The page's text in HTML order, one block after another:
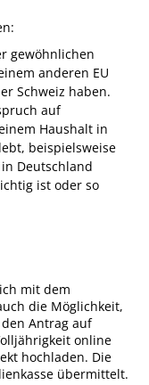
Senioren
Trigono-
gewöhnlichen
anderen EU
Schweiz haben.
auf
Haushalt in
beispielsweise
Deutschland
ist oder so
mit dem
die Möglichkeit,
Antrag auf
online
hochladen. Die
übermittelt.